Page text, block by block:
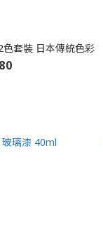
色套裝 日本傳統色彩